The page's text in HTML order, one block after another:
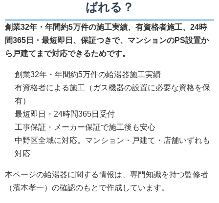
ばれる？
創業32年・年間約5万件の施工実績、有資格者施工、24時
間365日・最短即日、保証つきで、マンションのPS設置か
ら戸建てまで対応できるためです。
創業32年・年間約5万件の給湯器施工実績
有資格者による施工（ガス機器の設置に必要な資格を保
有）
最短即日・24時間365日受付
工事保証・メーカー保証で施工後も安心
中野区全域に対応。マンション・戸建て・店舗いずれも
対応
本ページの給湯器に関する情報は、専門知識を持つ監修者
（濱本孝一）の確認のもとで作成しています。